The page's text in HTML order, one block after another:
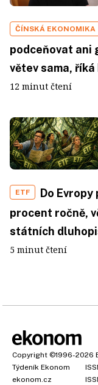
ČÍNSKÁ EKONOMIKA
podceňovat ani
větev sama,
12 minut čtení
ETF
Do Evropy
procent ročně,
státních
5 minut čtení
Copyright ©1996-2026
Týdeník Ekonom
ekonom.cz